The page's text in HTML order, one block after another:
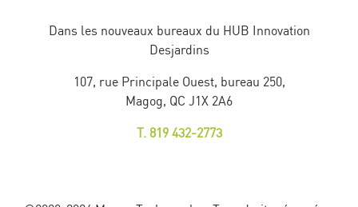
Dans les nouveaux bureaux du HUB Innovation
Desjardins
107, rue Principale Ouest, bureau 250,
Magog, QC J1X 2A6
T. 819 432-2773